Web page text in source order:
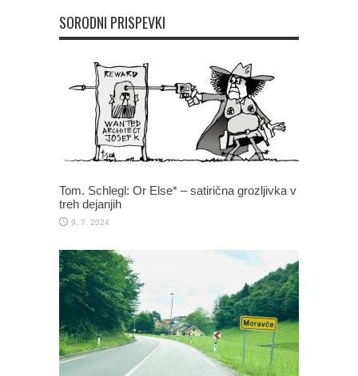
SORODNI PRISPEVKI
Tom. Schlegl: Or Else* – satirična grozljivka v
treh dejanjih
9. 7. 2024